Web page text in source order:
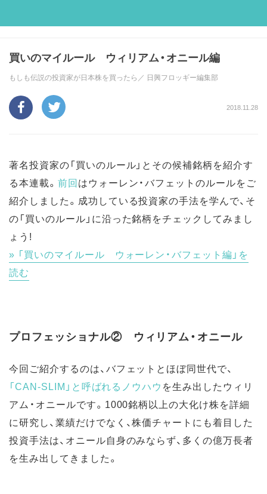
買いのマイルール ウィリアム・オニール編
もしも伝説の投資家が日本株を買ったら／ 日興フロッギー編集部
2018.11.28
著名投資家の「買いのルール」とその候補銘柄を紹介す
る本連載。 前回はウォーレン・バフェットのルールをご
紹介しました。成功している投資家の手法を学んで、そ
の「買いのルール」に沿った銘柄をチェックしてみまし
ょう!
「買いのマイルール ウォーレン・バフェット編」を
読む
プロフェッショナル② ウィリアム・オニール
今回ご紹介するのは、バフェットとほぼ同世代で、
「CAN-SLIM」と呼ばれるノウハウ を生み出したウィリ
アム・オニールです。1000銘柄以上の大化け株を詳細
に研究し、業績だけでなく、株価チャートにも着目した
投資手法は、オニール自身のみならず、多くの億万長者
を生み出してきました。